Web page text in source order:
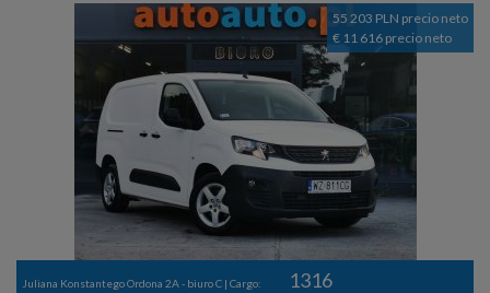
55 203 PLN precio neto
€ 11 616 precio neto
Juliana Konstantego Ordona 2A - biuro C | Cargo: 1316